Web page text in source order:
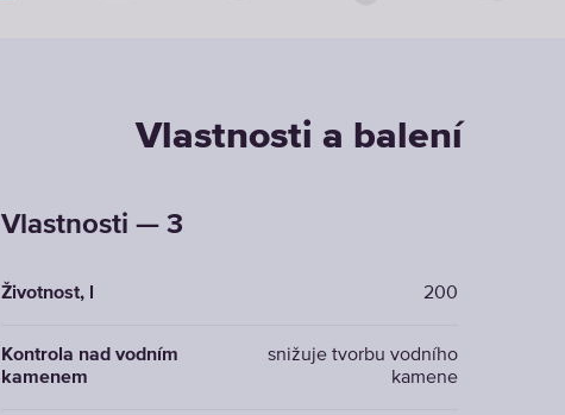
Vlastnosti a balení
Vlastnosti — 3
Životnost, l 200
Kontrola nad vodním
kamenem
snižuje tvorbu vodního
kamene